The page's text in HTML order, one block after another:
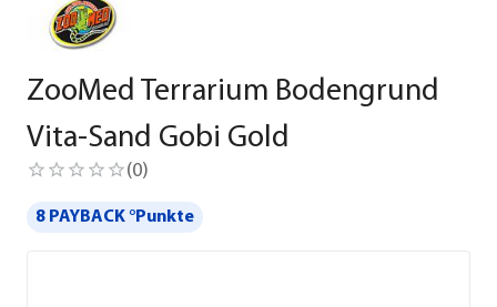
ZooMed Terrarium Bodengrund
Vita-Sand Gobi Gold
(0)
8 PAYBACK °Punkte